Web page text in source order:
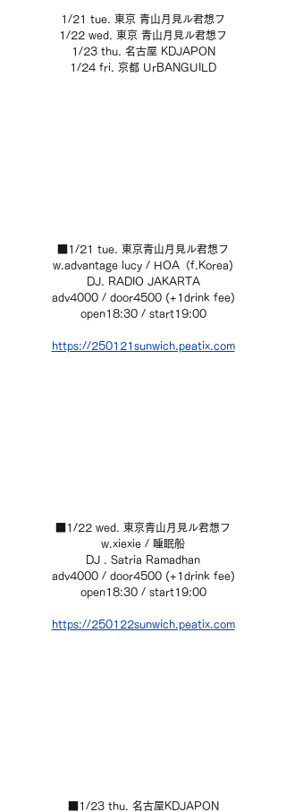
1/21 tue. 東京 青山月見ル君想フ
1/22 wed. 東京 青山月見ル君想フ
1/23 thu. 名古屋 KDJAPON
1/24 fri. 京都 UrBANGUILD
■1/21 tue. 東京青山月見ル君想フ
w.advantage lucy / HOA（f.Korea)
DJ. RADIO JAKARTA
adv4000 / door4500 (+1drink fee)
open18:30 / start19:00
https://250121sunwich.peatix. com
■1/22 wed. 東京青山月見ル君想フ
w.xiexie / 睡眠船
DJ . Satria Ramadhan
adv4000 / door4500 (+1drink fee)
open18:30 / start19:00
https://250122sunwich.peatix. com
■1/23 thu. 名古屋KDJAPON